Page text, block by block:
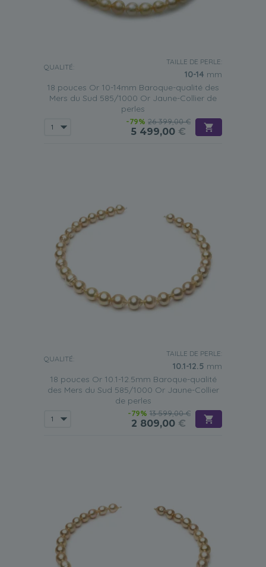
QUALITÉ:
TAILLE DE PERLE:
10-14 mm
18 pouces Or 10-14mm Baroque-qualité des
Mers du Sud 585/1000 Or Jaune-Collier de
perles
-79% 26 399,00 €
5 499,00 €
QUALITÉ:
TAILLE DE PERLE:
10.1-12.5 mm
18 pouces Or 10.1-12.5mm Baroque-qualité
des Mers du Sud 585/1000 Or Jaune-Collier
de perles
-79% 13 599,00 €
2 809,00 €